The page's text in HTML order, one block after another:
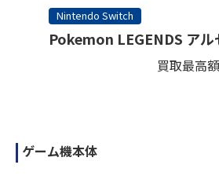
Nintendo Switch
Pokemon LEGENDS アル
買取最高額
ゲーム機本体